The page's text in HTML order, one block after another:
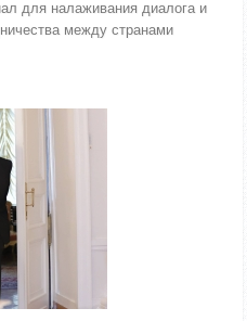
для налаживания диалога и
между странами